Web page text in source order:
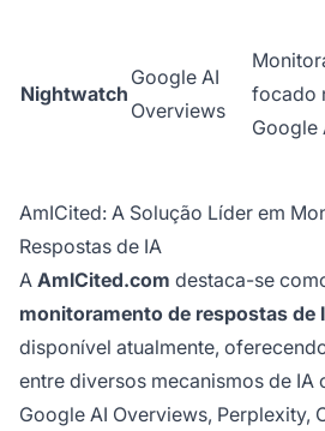
Nightwatch
Google AI
Overviews
focado
Google
AmICited: A Solução Líder em
Respostas de IA
A AmICited.com destaca-se
monitoramento de respostas de
disponível atualmente,
entre diversos mecanismos de IA
Google AI Overviews, Perplexity,